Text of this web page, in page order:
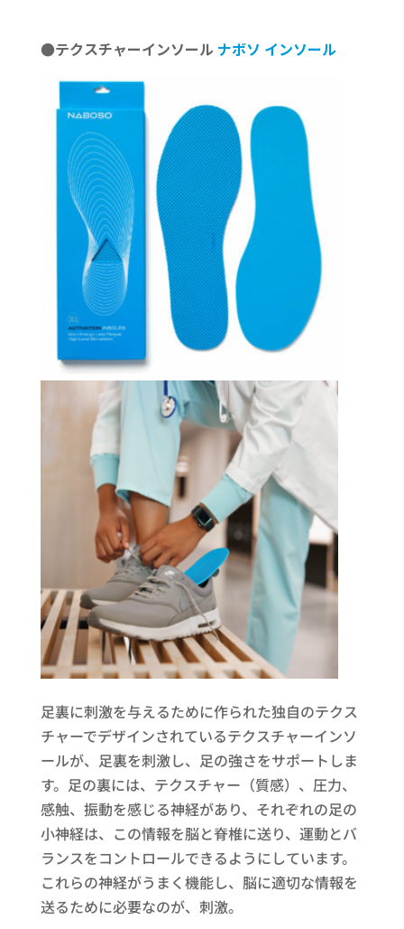
●テクスチャーインソール ナボソ インソール
足裏に刺激を与えるために作られた独自のテクス
チャーでデザインされているテクスチャーインソ
ールが、足裏を刺激し、足の強さをサポートしま
す。足の裏には、テクスチャー（質感）、圧力、
感触、振動を感じる神経があり、それぞれの足の
小神経は、この情報を脳と脊椎に送り、運動とバ
ランスをコントロールできるようにしています。
これらの神経がうまく機能し、脳に適切な情報を
送るために必要なのが、刺激。